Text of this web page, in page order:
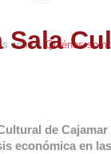
Quiénes
de Cajamar
económica en